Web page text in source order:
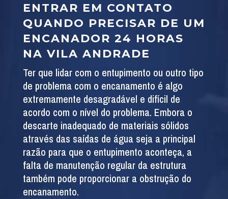
ENTRAR EM CONTATO
QUANDO PRECISAR DE UM
ENCANADOR 24 HORAS
NA VILA ANDRADE
Ter que lidar com o entupimento ou outro tipo
de problema com o encanamento é algo
extremamente desagradável e difícil de
acordo com o nível do problema. Embora o
descarte inadequado de materiais sólidos
através das saídas de água seja a principal
razão para que o entupimento aconteça, a
falta de manutenção regular da estrutura
também pode proporcionar a obstrução do
encanamento.